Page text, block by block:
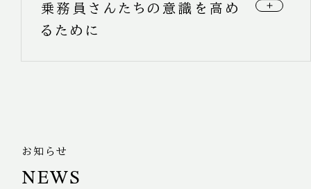
高める食事などの講習を行いました。
普段なかなか丁寧な手洗いを実行していないかた
乗務員さんたちの意識を高め
るために
お知らせ
NEWS